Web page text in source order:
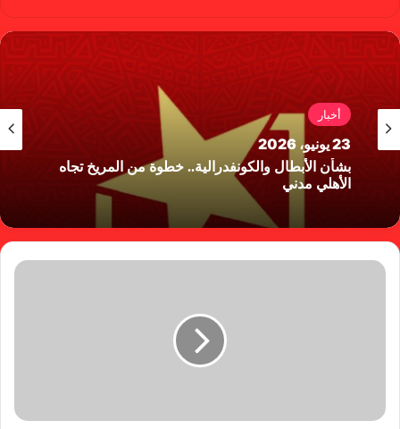
أخبار
23 يونيو، 2026
بشأن الأبطال والكونفدرالية.. خطوة من المريخ تجاه
الأهلي مدني